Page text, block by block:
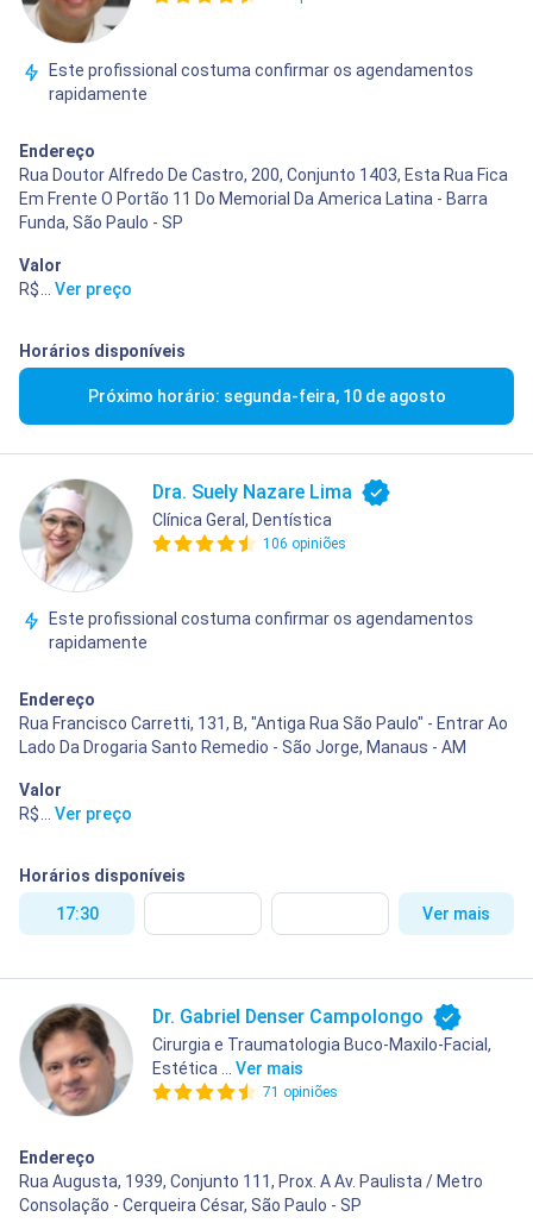
Este profissional costuma confirmar os agendamentos
rapidamente
Endereço
Rua Doutor Alfredo De Castro, 200, Conjunto 1403, Esta Rua Fica
Em Frente O Portão 11 Do Memorial Da America Latina - Barra
Funda, São Paulo - SP
Valor
R$ 150,00
Ver preço
Horários disponíveis
Próximo horário: segunda-feira, 10 de agosto
Dra. Suely Nazare Lima
Clínica Geral, Dentística
106 opiniões
Este profissional costuma confirmar os agendamentos
rapidamente
Endereço
Rua Francisco Carretti, 131, B, "Antiga Rua São Paulo" - Entrar Ao
Lado Da Drogaria Santo Remedio - São Jorge, Manaus - AM
Valor
R$ 100,00
Ver preço
Horários disponíveis
17:30
Ver mais
Dr. Gabriel Denser Campolongo
Cirurgia e Traumatologia Buco-Maxilo-Facial,
Estética ... Ver mais
71 opiniões
Endereço
Rua Augusta, 1939, Conjunto 111, Prox. A Av. Paulista / Metro
Consolação - Cerqueira César, São Paulo - SP